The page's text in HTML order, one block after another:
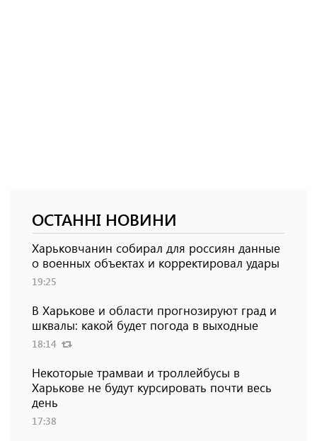
ОСТАННІ НОВИНИ
Харьковчанин собирал для россиян данные
о военных объектах и ​​корректировал удары
19:25
В Харькове и области прогнозируют град и
шквалы: какой будет погода в выходные
18:14
Некоторые трамваи и троллейбусы в
Харькове не будут курсировать почти весь
день
17:38